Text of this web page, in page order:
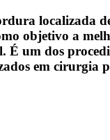
localizada
objetivo a
É um dos
em cirurgia